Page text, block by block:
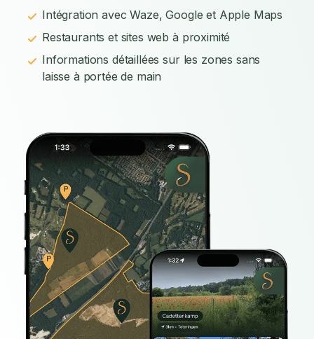
Intégration avec Waze, Google et Apple Maps
Restaurants et sites web à proximité
Informations détaillées sur les zones sans
laisse à portée de main